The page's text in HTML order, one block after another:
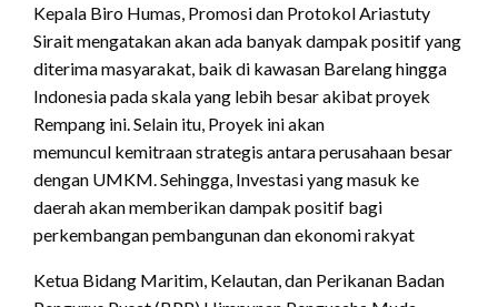
Kepala Biro Humas, Promosi dan Protokol Ariastuty
Sirait mengatakan akan ada banyak dampak positif yang
diterima masyarakat, baik di kawasan Barelang hingga
Indonesia pada skala yang lebih besar akibat proyek
Rempang ini. Selain itu, Proyek ini akan
memuncul kemitraan strategis antara perusahaan besar
dengan UMKM. Sehingga, Investasi yang masuk ke
daerah akan memberikan dampak positif bagi
perkembangan pembangunan dan ekonomi rakyat
Ketua Bidang Maritim, Kelautan, dan Perikanan Badan